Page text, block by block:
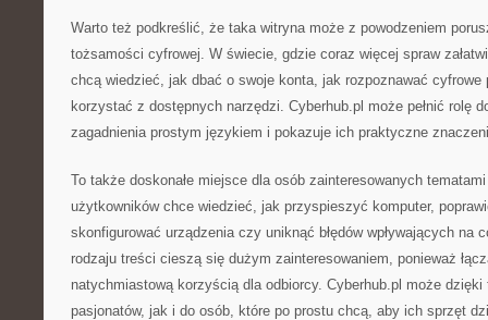
Warto też podkreślić, że taka witryna może z powodzeniem
tożsamości cyfrowej. W świecie, gdzie coraz więcej spraw
chcą wiedzieć, jak dbać o swoje konta, jak rozpoznawać cyfrowe
korzystać z dostępnych narzędzi. Cyberhub.pl może pełnić rolę
zagadnienia prostym językiem i pokazuje ich praktyczne
To także doskonałe miejsce dla osób zainteresowanych
użytkowników chce wiedzieć, jak przyspieszyć komputer,
skonfigurować urządzenia czy uniknąć błędów wpływających na
rodzaju treści cieszą się dużym zainteresowaniem, ponieważ
natychmiastową korzyścią dla odbiorcy. Cyberhub.pl może
pasjonatów, jak i do osób, które po prostu chcą, aby ich sprzęt